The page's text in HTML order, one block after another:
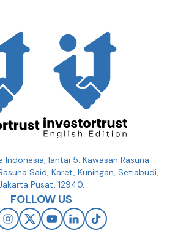
Indonesia, lantai 5. Kawasan Rasuna
Said, Karet, Kuningan, Setiabudi,
Pusat, 12940.
FOLLOW US